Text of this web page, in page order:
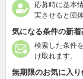
応募時に基本
実させると団
気になる条件の新着
検索した条件
け取れます。
無期限のお気に入